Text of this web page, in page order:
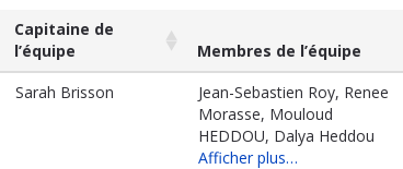
Capitaine de
l’équipe
Membres de l’équipe
Capitaine de
l’équipe
Membres de l’équipe
Sarah Brisson
Jean-Sebastien Roy, Renee
Morasse, Mouloud
HEDDOU, Dalya Heddou
Afficher plus…